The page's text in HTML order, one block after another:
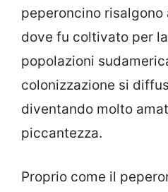
peperoncino risalgono
dove fu coltivato per
popolazioni
colonizzazione si
diventando molto
piccantezza.
Proprio come il